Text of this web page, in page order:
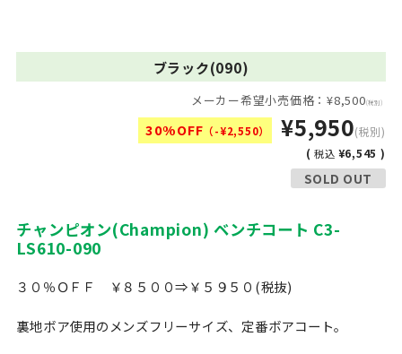
ブラック(090)
メーカー希望小売価格：¥8,500(税別)
30%OFF （-¥2,550） ¥5,950(税別)
(税込 ¥6,545 )
SOLD OUT
チャンピオン(Champion) ベンチコート C3-
LS610-090
３０％ＯＦＦ ￥８５００⇒￥５９５０(税抜)
裏地ボア使用のメンズフリーサイズ、定番ボアコート。